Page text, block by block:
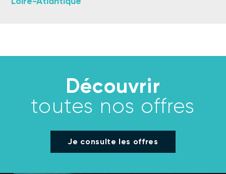
Découvrir
toutes nos offres
Je consulte les offres